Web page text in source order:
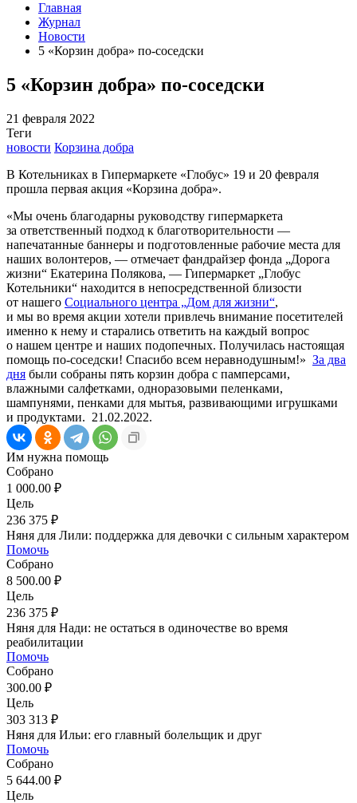
Главная
Журнал
Новости
5 «Корзин добра» по-соседски
5 «Корзин добра» по-соседски
21 февраля 2022
Теги
новости Корзина добра
В Котельниках в Гипермаркете «Глобус» 19 и 20 февраля
прошла первая акция «Корзина добра».
«Мы очень благодарны руководству гипермаркета
за ответственный подход к благотворительности —
напечатанные баннеры и подготовленные рабочие места для
наших волонтеров, — отмечает фандрайзер фонда „Дорога
жизни“ Екатерина Полякова, — Гипермаркет „Глобус
Котельники“ находится в непосредственной близости
от нашего Социального центра „Дом для жизни“,
и мы во время акции хотели привлечь внимание посетителей
именно к нему и старались ответить на каждый вопрос
о нашем центре и наших подопечных. Получилась настоящая
помощь по-соседски! Спасибо всем неравнодушным!» За два
дня были собраны пять корзин добра с памперсами,
влажными салфетками, одноразовыми пеленками,
шампунями, пенками для мытья, развивающими игрушками
и продуктами. 21.02.2022.
Им нужна помощь
Собрано
1 000.00 ₽
Цель
236 375 ₽
Няня для Лили: поддержка для девочки с сильным характером
Помочь
Собрано
8 500.00 ₽
Цель
236 375 ₽
Няня для Нади: не остаться в одиночестве во время
реабилитации
Помочь
Собрано
300.00 ₽
Цель
303 313 ₽
Няня для Ильи: его главный болельщик и друг
Помочь
Собрано
5 644.00 ₽
Цель